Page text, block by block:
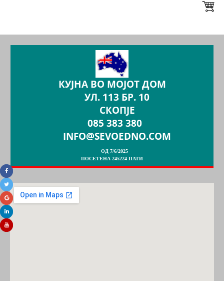
КУЈНА ВО МОЈОТ ДОМ
УЛ. 113 БР. 10
СКОПЈЕ
085 383 380
INFO@SEVOEDNO.COM
ОД 7/6/2025
ПОСЕТЕНА 245224 ПАТИ